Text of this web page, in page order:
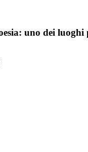
uno dei luoghi